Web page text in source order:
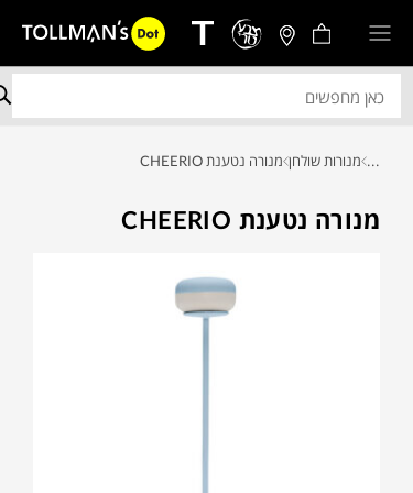
... מנורות שולחן מנורה נטענת CHEERIO
מנורה נטענת CHEERIO